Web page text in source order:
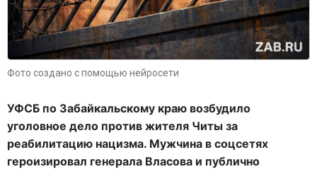
Фото создано с помощью нейросети
УФСБ по Забайкальскому краю возбудило
уголовное дело против жителя Читы за
реабилитацию нацизма. Мужчина в соцсетях
героизировал генерала Власова и публично